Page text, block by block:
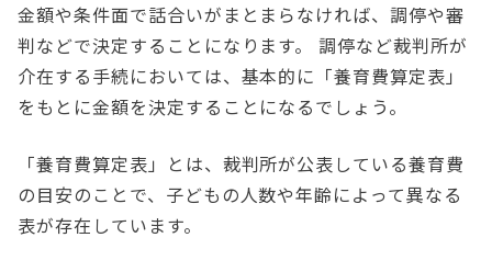
金額や条件面で話合いがまとまらなければ、調停や審
判などで決定することになります。 調停など裁判所が
介在する手続においては、基本的に「養育費算定表」
をもとに金額を決定することになるでしょう。
「養育費算定表」とは、裁判所が公表している養育費
の目安のことで、子どもの人数や年齢によって異なる
表が存在しています。